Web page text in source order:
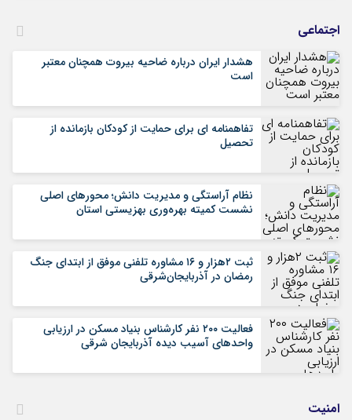
اجتماعی
هشدار ایران درباره ضاحیه بیروت همچنان معتبر
است
تفاهمنامه ای برای حمایت از کودکان بازمانده از
تحصیل
نظام آراستگی و مدیریت دانش؛ محورهای اصلی
نشست کمیته بهره‌وری بهزیستی استان
ثبت ۲هزار و ۱۶ مشاوره تلفنی موفق از ابتدای جنگ
رمضان در آذربایجان‌شرقی
فعالیت ۲۰۰ نفر کارشناس بنیاد مسکن در ارزیابی
واحدهای آسیب دیده آذربایجان شرقی
امنیت